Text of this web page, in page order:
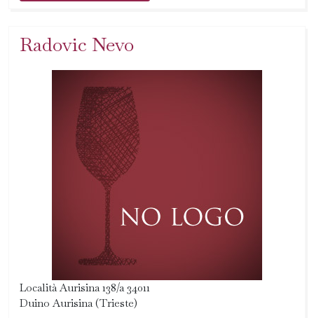
Radovic Nevo
Località Aurisina 138/a 34011
Duino Aurisina (Trieste)